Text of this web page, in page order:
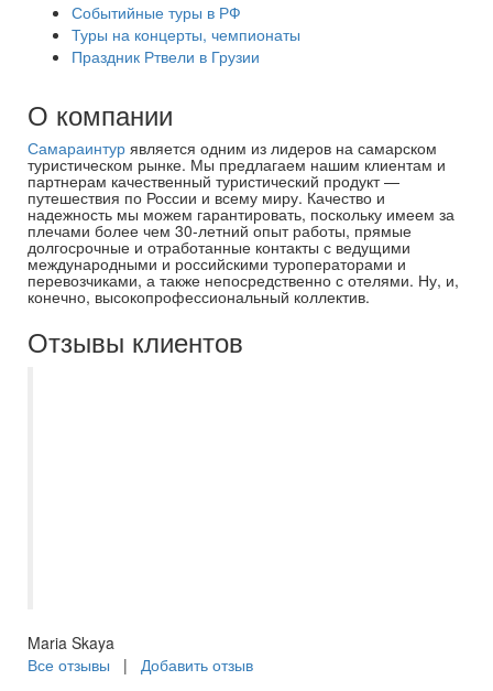
Событийные туры в РФ
Туры на концерты, чемпионаты
Праздник Ртвели в Грузии
О компании
Самараинтур является одним из лидеров на самарском
туристическом рынке. Мы предлагаем нашим клиентам и
партнерам качественный туристический продукт —
путешествия по России и всему миру. Качество и
надежность мы можем гарантировать, поскольку имеем за
плечами более чем 30-летний опыт работы, прямые
долгосрочные и отработанные контакты с ведущими
международными и российскими туроператорами и
перевозчиками, а также непосредственно с отелями. Ну, и,
конечно, высокопрофессиональный коллектив.
Отзывы клиентов
Maria Skaya
Все отзывы | Добавить отзыв